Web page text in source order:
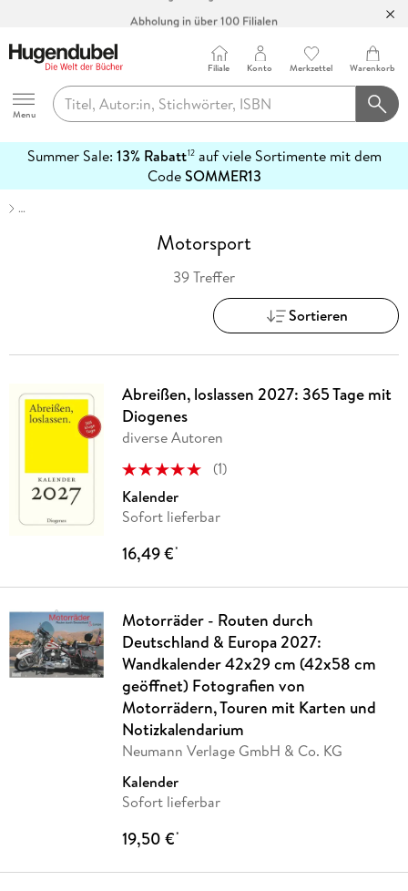
Abholung in über 100 Filialen
Hugendubel
Menu
Filiale Konto Merkzettel Warenkorb
Summer Sale: 13% Rabatt12auf viele Sortimente mit dem
CodeSOMMER13
erfahren
…
Motorsport
39 Treffer
Sortieren
Abreißen, loslassen 2027: 365 Tage mit
Diogenes
diverse Autoren
(1)
Kalender
Sofort lieferbar
16,49 €*
Motorräder - Routen durch
Deutschland & Europa 2027:
Wandkalender 42x29 cm (42x58 cm
geöffnet) Fotografien von
Motorrädern, Touren mit Karten und
Notizkalendarium
Neumann Verlage GmbH & Co. KG
Kalender
Sofort lieferbar
19,50 €*